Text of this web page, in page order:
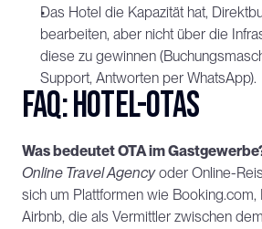
Das Hotel die Kapazität hat,
bearbeiten, aber nicht über die
diese zu gewinnen
Support, Antworten per WhatsApp).
FAQ: Hotel-OTAs
Was bedeutet OTA im
Online Travel Agency oder Online-
sich um Plattformen wie
Airbnb, die als Vermittler zwischen